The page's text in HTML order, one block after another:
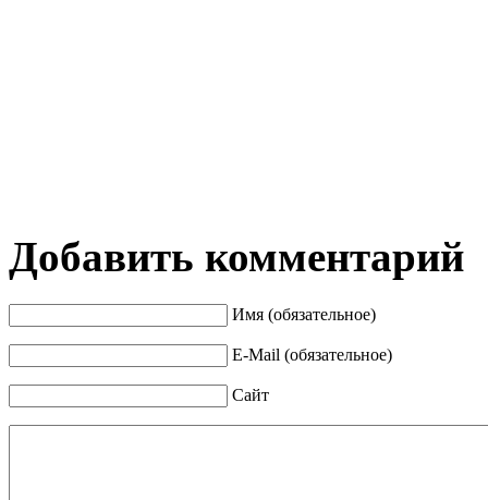
Добавить комментарий
Имя (обязательное)
E-Mail (обязательное)
Сайт